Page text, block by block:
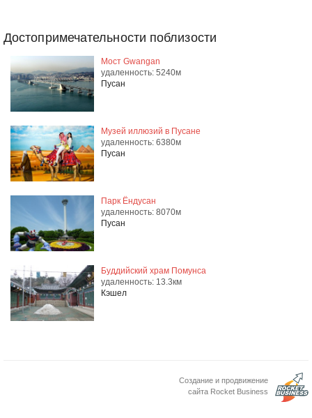
Достопримечательности поблизости
Мост Gwangan
удаленность: 5240м
Пусан
Музей иллюзий в Пусане
удаленность: 6380м
Пусан
Парк Ёндусан
удаленность: 8070м
Пусан
Буддийский храм Помунса
удаленность: 13.3км
Кэшел
Создание и продвижение
сайта Rocket Business